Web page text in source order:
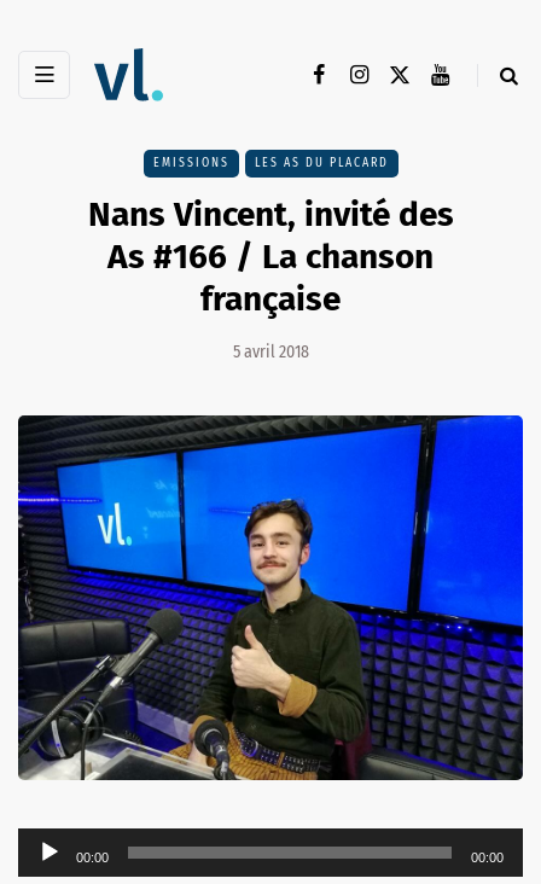
EMISSIONS LES AS DU PLACARD
Nans Vincent, invité des
As #166 / La chanson
française
5 avril 2018
Lecteur
audio
00:00 00:00